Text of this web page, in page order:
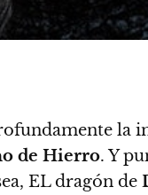
la
de Hierro. Y
EL dragón de